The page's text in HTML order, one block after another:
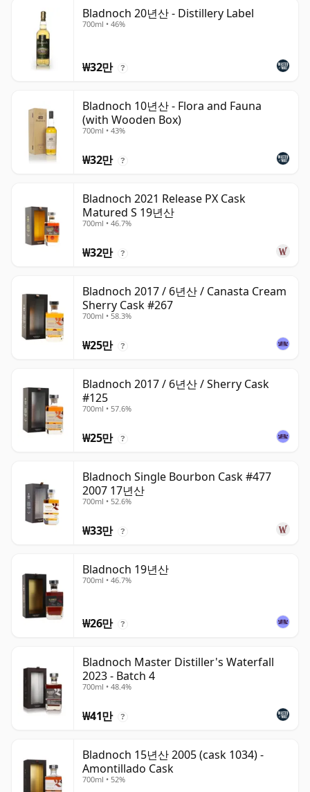
Bladnoch 20년산 - Distillery Label
700ml • 46%
₩32만 ?
Bladnoch 10년산 - Flora and Fauna
(with Wooden Box)
700ml • 43%
₩32만 ?
Bladnoch 2021 Release PX Cask
Matured S 19년산
700ml • 46.7%
₩32만 ?
Bladnoch 2017 / 6년산 / Canasta Cream
Sherry Cask #267
700ml • 58.3%
₩25만 ?
Bladnoch 2017 / 6년산 / Sherry Cask
#125
700ml • 57.6%
₩25만 ?
Bladnoch Single Bourbon Cask #477
2007 17년산
700ml • 52.6%
₩33만 ?
Bladnoch 19년산
700ml • 46.7%
₩26만 ?
Bladnoch Master Distiller's Waterfall
2023 - Batch 4
700ml • 48.4%
₩41만 ?
Bladnoch 15년산 2005 (cask 1034) -
Amontillado Cask
700ml • 52%